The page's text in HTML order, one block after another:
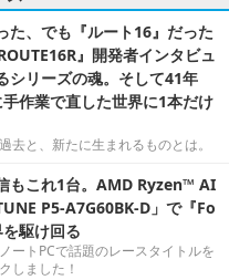
た、でも『ルート16』だった
』開発者インタビュ
シリーズの魂。そして41年
作業で直した世界に1本だけ
去と、新たに生まれるものとは。
もこれ1台。AMD Ryzen™ AI
P5-A7G60BK-D」で『Fo
駆け回る
ートPCで話題のレースタイトルを
しました！